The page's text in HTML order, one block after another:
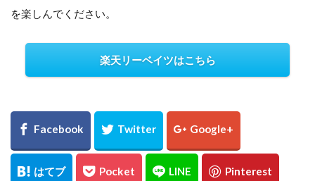
を楽しんでください。
楽天リーベイツはこちら